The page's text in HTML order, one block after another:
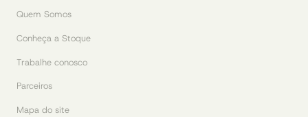
Quem Somos
Conheça a Stoque
Trabalhe conosco
Parceiros
Mapa do site